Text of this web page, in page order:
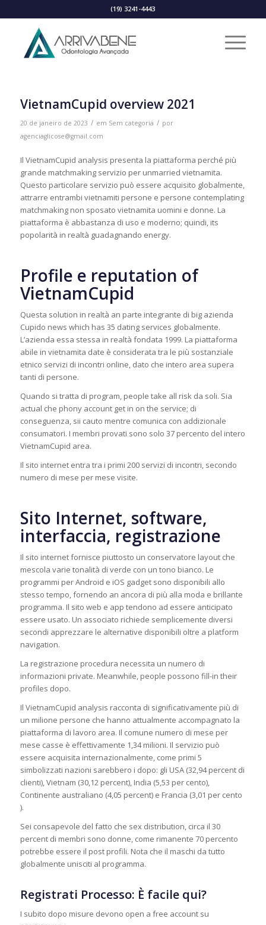
(19) 3241-4443
VietnamCupid overview 2021
20 de janeiro de 2023 / em Sem categoria / por
agenciaglicose@gmail.com
Il VietnamCupid analysis presenta la piattaforma perché più
grande matchmaking servizio per unmarried vietnamita.
Questo particolare servizio può essere acquisito globalmente,
attrarre entrambi vietnamiti persone e persone contemplating
matchmaking non sposato vietnamita uomini e donne. La
piattaforma è abbastanza di uso e moderno; quindi, its
popolarità in realtà guadagnando energy.
Profile e reputation of
VietnamCupid
Questa solution in realtà an parte integrante di big azienda
Cupido news which has 35 dating services globalmente.
L’azienda essa stessa in realtà fondata 1999. La piattaforma
abile in vietnamita date è considerata tra le più sostanziale
etnico servizi di incontri online, dato che intero area supera
tanti di persone.
Quando si tratta di program, people take all risk da soli. Sia
actual che phony account get in on the service; di
conseguenza, sii cauto mentre comunica con addizionale
consumatori. I membri provati sono solo 37 percento del intero
VietnamCupid area.
Il sito internet entra tra i primi 200 servizi di incontri, secondo
numero di mese per mese visite.
Sito Internet, software,
interfaccia, registrazione
Il sito internet fornisce piuttosto un conservatore layout che
mescola varie tonalità di verde con un tono bianco. Le
programmi per Android e iOS gadget sono disponibili allo
stesso tempo, fornendo an ancora di più alla moda e brillante
programma. Il sito web e app tendono ad essere anticipato
essere usato. Un associato richiede semplicemente diversi
secondi apprezzare le alternative disponibili oltre a platform
navigation.
La registrazione procedura necessita un numero di
informazioni private. Meanwhile, people possono fill-in their
profiles dopo.
Il VietnamCupid analysis racconta di significativamente più di
un milione persone che hanno attualmente accompagnato la
piattaforma di lavoro area. Il comune numero di mese per
mese casse è effettivamente 1,34 milioni. Il servizio può
essere acquisita internazionalmente, come primi 5
simbolizzati nazioni sarebbero i dopo: gli USA (32,94 percent di
clienti), Vietnam (30,12 percent), India (5,53 per cento),
Continente australiano (4,05 percent) e Francia (3,01 per cento
).
Sei consapevole del fatto che sex distribution, circa il 30
percent di membri sono donne, come rimanente 70 percento
potrebbe essere il post profili. Nota che il maschi da tutto
globalmente unisciti al programma.
Registrati Processo: È facile qui?
I subito dopo misure devono open a free account su